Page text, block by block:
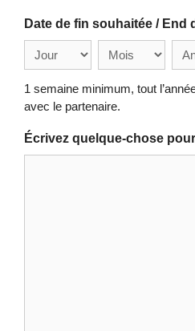
Date de fin souhaitée / End
1 semaine minimum, tout
avec le partenaire.
Écrivez quelque-chose